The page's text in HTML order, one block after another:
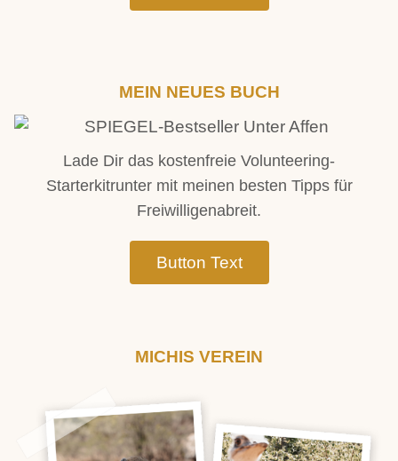
MEIN NEUES BUCH
Lade Dir das kostenfreie Volunteering-
Starterkitrunter mit meinen besten Tipps für
Freiwilligenabreit.​
Button Text
MICHIS VEREIN